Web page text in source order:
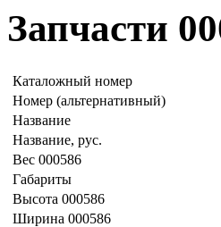
Запчасти
Каталожный номер
Номер (альтернативный)
Название
Название, рус.
Вес 000586
Габариты
Высота 000586
Ширина 000586